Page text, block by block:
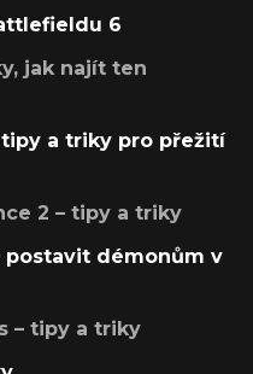
6
jak najít ten
a triky pro přežití
2 – tipy a triky
postavit démonům v
– tipy a triky